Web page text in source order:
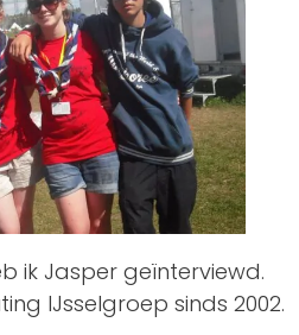
ik Jasper geïnterviewd.
IJsselgroep sinds 2002.